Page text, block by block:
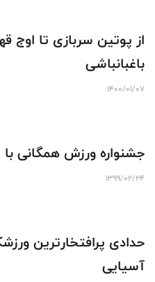
از پوتین سربازی تا
باغبانباشی
1400/01/07
جشنواره ورزش همگانی
1399/02/24
حدادی پرافتخارترین
آسیایی